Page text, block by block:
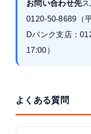
お問い合わせ先ス
0120-50-8689（
Dバンク支店：
17:00）
よくある質問